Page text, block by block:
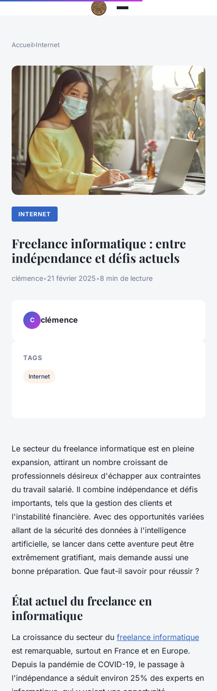
Accueil›Internet
INTERNET
Freelance informatique : entre
indépendance et défis actuels
clémence•21 février 2025•8 min de lecture
Le secteur du freelance informatique est en pleine
expansion, attirant un nombre croissant de
professionnels désireux d'échapper aux contraintes
du travail salarié. Il combine indépendance et défis
importants, tels que la gestion des clients et
l'instabilité financière. Avec des opportunités variées
allant de la sécurité des données à l'intelligence
artificielle, se lancer dans cette aventure peut être
extrêmement gratifiant, mais demande aussi une
bonne préparation. Que faut-il savoir pour réussir ?
État actuel du freelance en
informatique
La croissance du secteur du freelance informatique
est remarquable, surtout en France et en Europe.
Depuis la pandémie de COVID-19, le passage à
l'indépendance a séduit environ 25% des experts en
C clémence
TAGS
Internet